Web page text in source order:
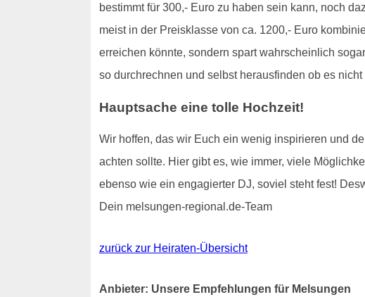
bestimmt für 300,- Euro zu haben sein kann, noch
meist in der Preisklasse von ca. 1200,- Euro
erreichen könnte, sondern spart wahrscheinlich
so durchrechnen und selbst herausfinden ob es
Hauptsache eine tolle Hochzeit!
Wir hoffen, das wir Euch ein wenig inspirieren und
achten sollte. Hier gibt es, wie immer, viele
ebenso wie ein engagierter DJ, soviel steht fest!
Dein melsungen-regional.de-Team
zurück zur Heiraten-Übersicht
Anbieter: Unsere Empfehlungen für Melsungen